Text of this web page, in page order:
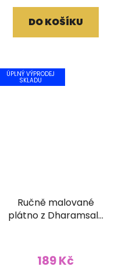
DO KOŠÍKU
ÚPLNÝ VÝPRODEJ
SKLADU
Ručně malované
plátno z Dharamsaly
189 Kč